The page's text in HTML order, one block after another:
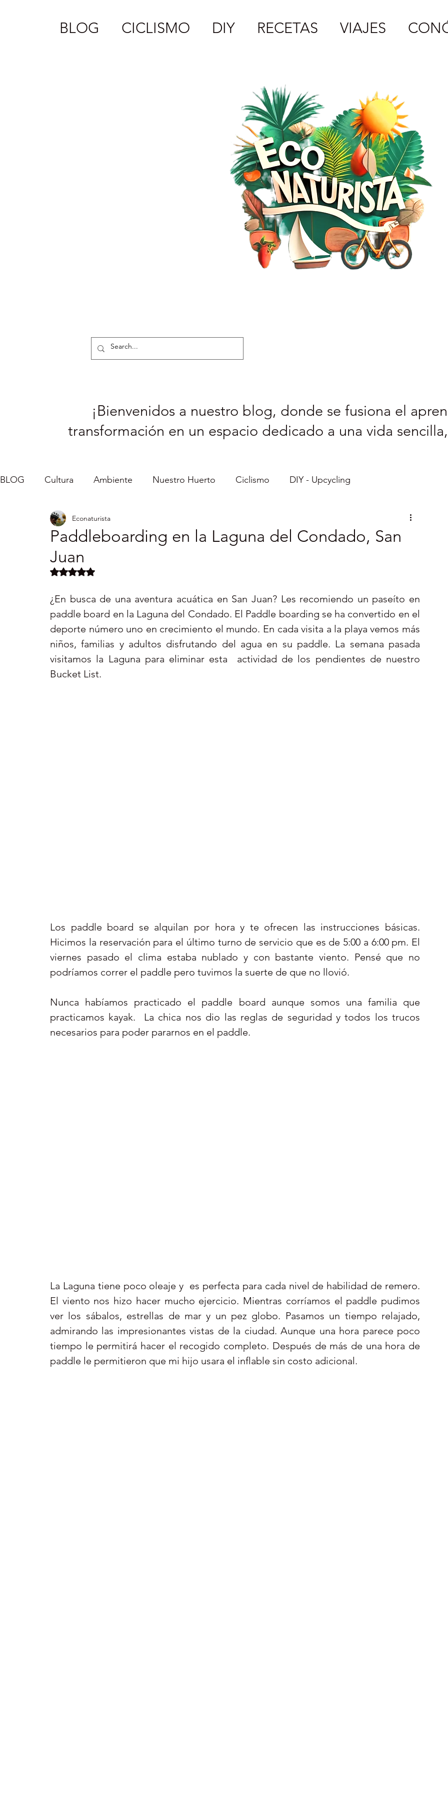
BLOG CICLISMO DIY RECETAS VIAJES
¡Bienvenidos a nuestro blog, donde se fusiona el
transformación en un espacio dedicado a una vida
BLOG Cultura Ambiente Nuestro Huerto Ciclismo DIY - Upcycling
Caroladas - Mi Vida
Puerto Rico : Turismo Interno
Servicio Comunitario
Paddleboarding en la Laguna del Condado, San
Juan
Econaturista
Obtuvo NaN de 5 estrellas.
¿En busca de una aventura acuática en San Juan? Les recomiendo un paseíto en
paddle board en la Laguna del Condado. El Paddle boarding se ha convertido en el
deporte número uno en crecimiento el mundo. En cada visita a la playa vemos más
niños, familias y adultos disfrutando del agua en su paddle. La semana pasada
visitamos la Laguna para eliminar esta  actividad de los pendientes de nuestro
Bucket List.
Los paddle board se alquilan por hora y te ofrecen las instrucciones básicas.
Hicimos la reservación para el último turno de servicio que es de 5:00 a 6:00 pm. El
viernes pasado el clima estaba nublado y con bastante viento. Pensé que no
podríamos correr el paddle pero tuvimos la suerte de que no llovió.
Nunca habíamos practicado el paddle board aunque somos una familia que
practicamos kayak.  La chica nos dio las reglas de seguridad y todos los trucos
necesarios para poder pararnos en el paddle.
La Laguna tiene poco oleaje y  es perfecta para cada nivel de habilidad de remero.
El viento nos hizo hacer mucho ejercicio. Mientras corríamos el paddle pudimos
ver los sábalos, estrellas de mar y un pez globo. Pasamos un tiempo relajado,
admirando las impresionantes vistas de la ciudad. Aunque una hora parece poco
tiempo le permitirá hacer el recogido completo. Después de más de una hora de
paddle le permitieron que mi hijo usara el inflable sin costo adicional.